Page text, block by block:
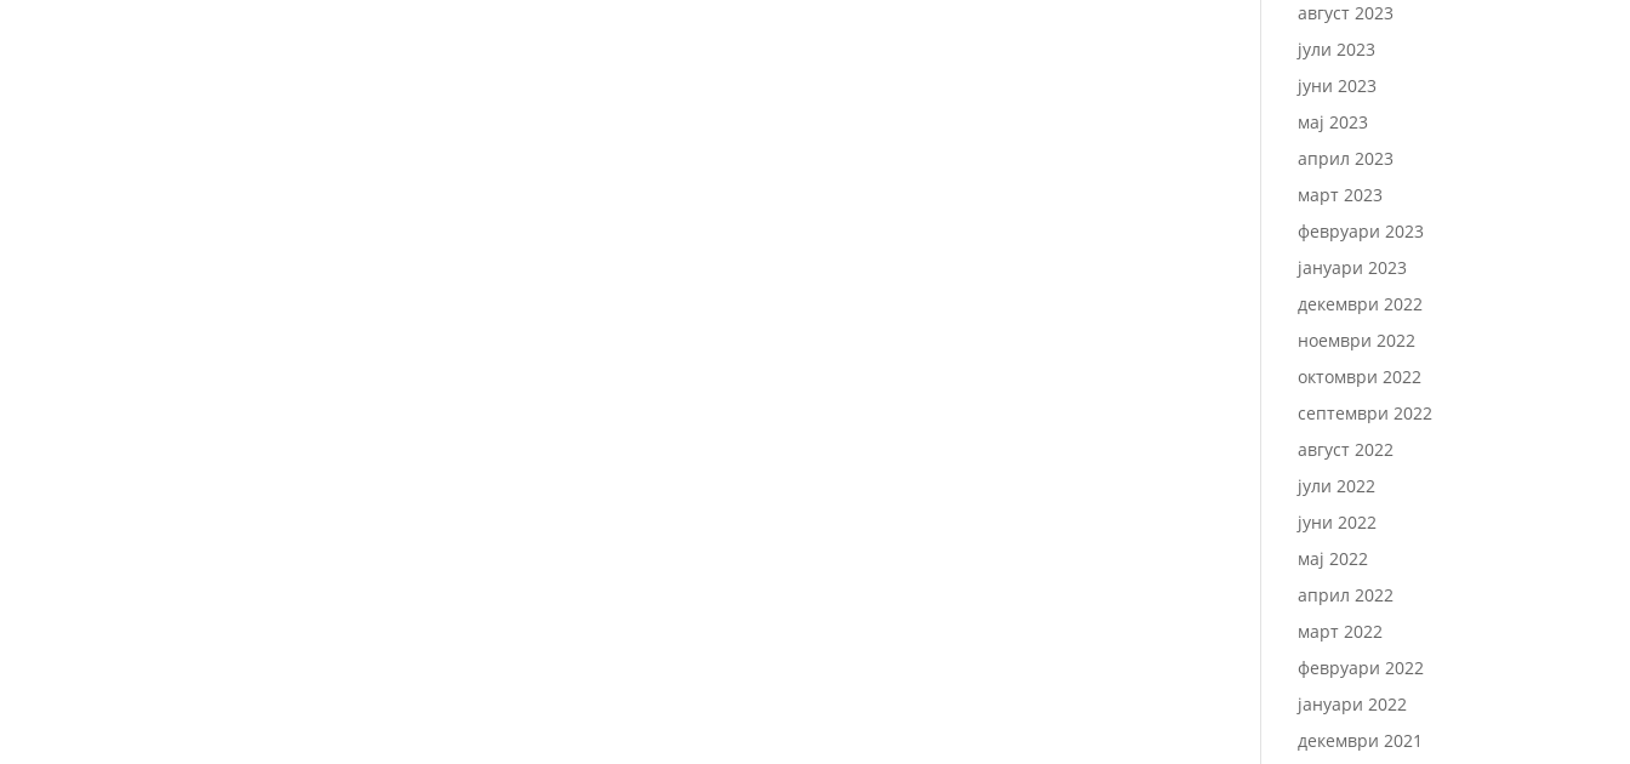
август 2023
јули 2023
јуни 2023
мај 2023
април 2023
март 2023
февруари 2023
јануари 2023
декември 2022
ноември 2022
октомври 2022
септември 2022
август 2022
јули 2022
јуни 2022
мај 2022
април 2022
март 2022
февруари 2022
јануари 2022
декември 2021